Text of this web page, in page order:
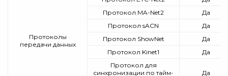
Протоколы
передачи данных
Протокол MA-Net2
Да
Протокол sACN
Да
Протокол ShowNet
Да
Протокол Kinet1
Да
Протокол для
синхронизации по тайм-
Да